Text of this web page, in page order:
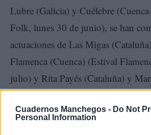
Cuadernos Manchegos - Do Not
Personal Information
Lubre (Galicia) y Cuélebre
Folk, lunes 30 de junio), se han
actuaciones de Las Migas
Flamenca (Cuenca) (Estival
julio) y Rita Payés (Cataluña) y